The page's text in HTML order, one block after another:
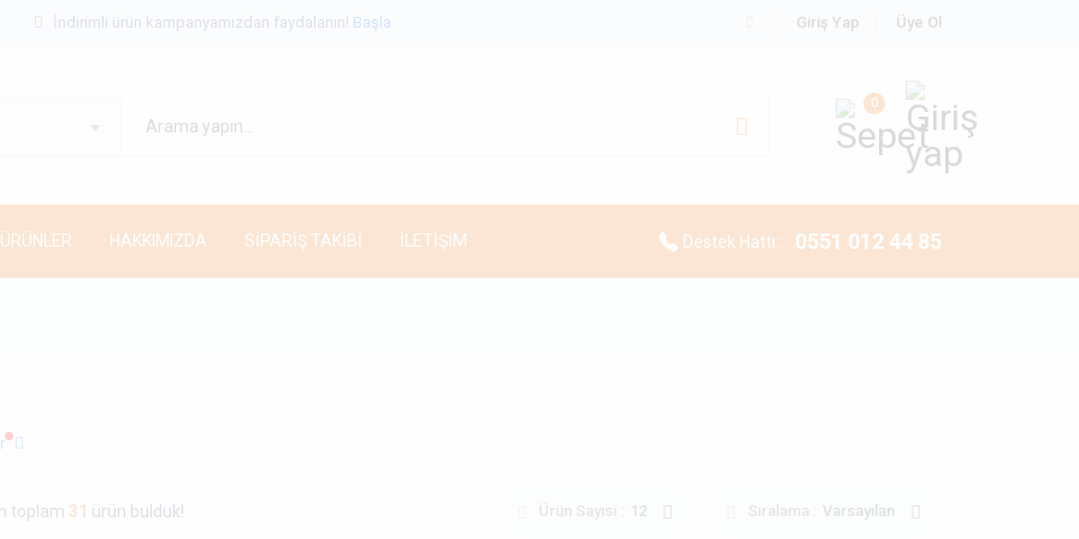
İndirimli ürün kampanyamızdan faydalanın! Başla Giriş Yap Üye Ol
0
HAKKIMIZDA SİPARİŞ TAKİBİ İLETİŞİM Destek Hattı : 0551 012 44 85
toplam 31 ürün bulduk! Ürün Sayısı : 12 Sıralama : Varsayılan